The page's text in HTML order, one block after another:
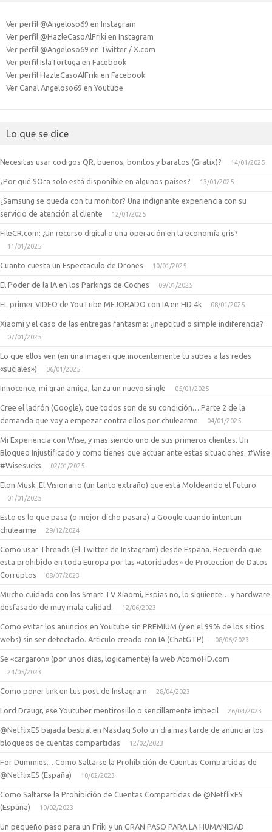
Ver perfil @Angeloso69 en Instagram
Ver perfil @HazleCasoAlFriki en Instagram
Ver perfil @Angeloso69 en Twitter / X.com
Ver perfil IslaTortuga en Facebook
Ver perfil HazleCasoAlFriki en Facebook
Ver Canal Angeloso69 en Youtube
Lo que se dice
Necesitas usar codigos QR, buenos, bonitos y baratos (Gratix)? 14/01/2025
¿Por qué SOra solo está disponible en algunos países? 13/01/2025
¿Samsung se queda con tu monitor? Una indignante experiencia con su
servicio de atención al cliente
12/01/2025
FileCR.com: ¿Un recurso digital o una operación en la economía gris?
11/01/2025
Cuanto cuesta un Espectaculo de Drones 10/01/2025
El Poder de la IA en los Parkings de Coches 09/01/2025
EL primer VIDEO de YouTube MEJORADO con IA en HD 4k 08/01/2025
Xiaomi y el caso de las entregas fantasma: ¿ineptitud o simple indiferencia?
07/01/2025
Lo que ellos ven (en una imagen que inocentemente tu subes a las redes
«suciales»)
06/01/2025
Innocence, mi gran amiga, lanza un nuevo single 05/01/2025
Cree el ladrón (Google), que todos son de su condición… Parte 2 de la
demanda que voy a empezar contra ellos por chulearme
04/01/2025
Mi Experiencia con Wise, y mas siendo uno de sus primeros clientes. Un
Bloqueo Injustificado y como tienes que actuar ante estas situaciones. #Wise
#Wisesucks
02/01/2025
Elon Musk: El Visionario (un tanto extraño) que está Moldeando el Futuro
01/01/2025
Esto es lo que pasa (o mejor dicho pasara) a Google cuando intentan
chulearme
29/12/2024
Como usar Threads (El Twitter de Instagram) desde España. Recuerda que
esta prohibido en toda Europa por las «utoridades» de Proteccion de Datos
Corruptos
08/07/2023
Mucho cuidado con las Smart TV Xiaomi, Espias no, lo siguiente… y hardware
desfasado de muy mala calidad.
12/06/2023
Como evitar los anuncios en Youtube sin PREMIUM (y en el 99% de los sitios
webs) sin ser detectado. Articulo creado con IA (ChatGTP).
08/06/2023
Se «cargaron» (por unos dias, logicamente) la web AtomoHD.com
24/05/2023
Como poner link en tus post de Instagram 28/04/2023
Lord Draugr, ese Youtuber mentirosillo o sencillamente imbecil 26/04/2023
@NetflixES bajada bestial en Nasdaq Solo un dia mas tarde de anunciar los
bloqueos de cuentas compartidas
12/02/2023
For Dummies… Como Saltarse la Prohibición de Cuentas Compartidas de
@NetflixES (España)
10/02/2023
Como Saltarse la Prohibición de Cuentas Compartidas de @NetflixES
(España)
10/02/2023
Un pequeño paso para un Friki y un GRAN PASO PARA LA HUMANIDAD